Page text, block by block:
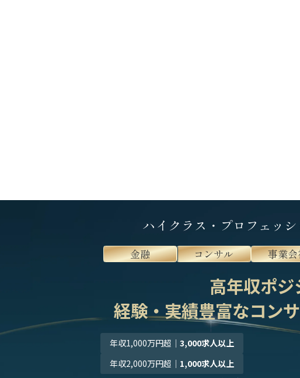
ハイクラス・プロフェッ
金融 コンサル 事業会
高年収ポジ
経験・実績豊富なコン
年収1,000万円超 ｜3,000求人以上
年収2,000万円超 ｜ 1,000求人以上